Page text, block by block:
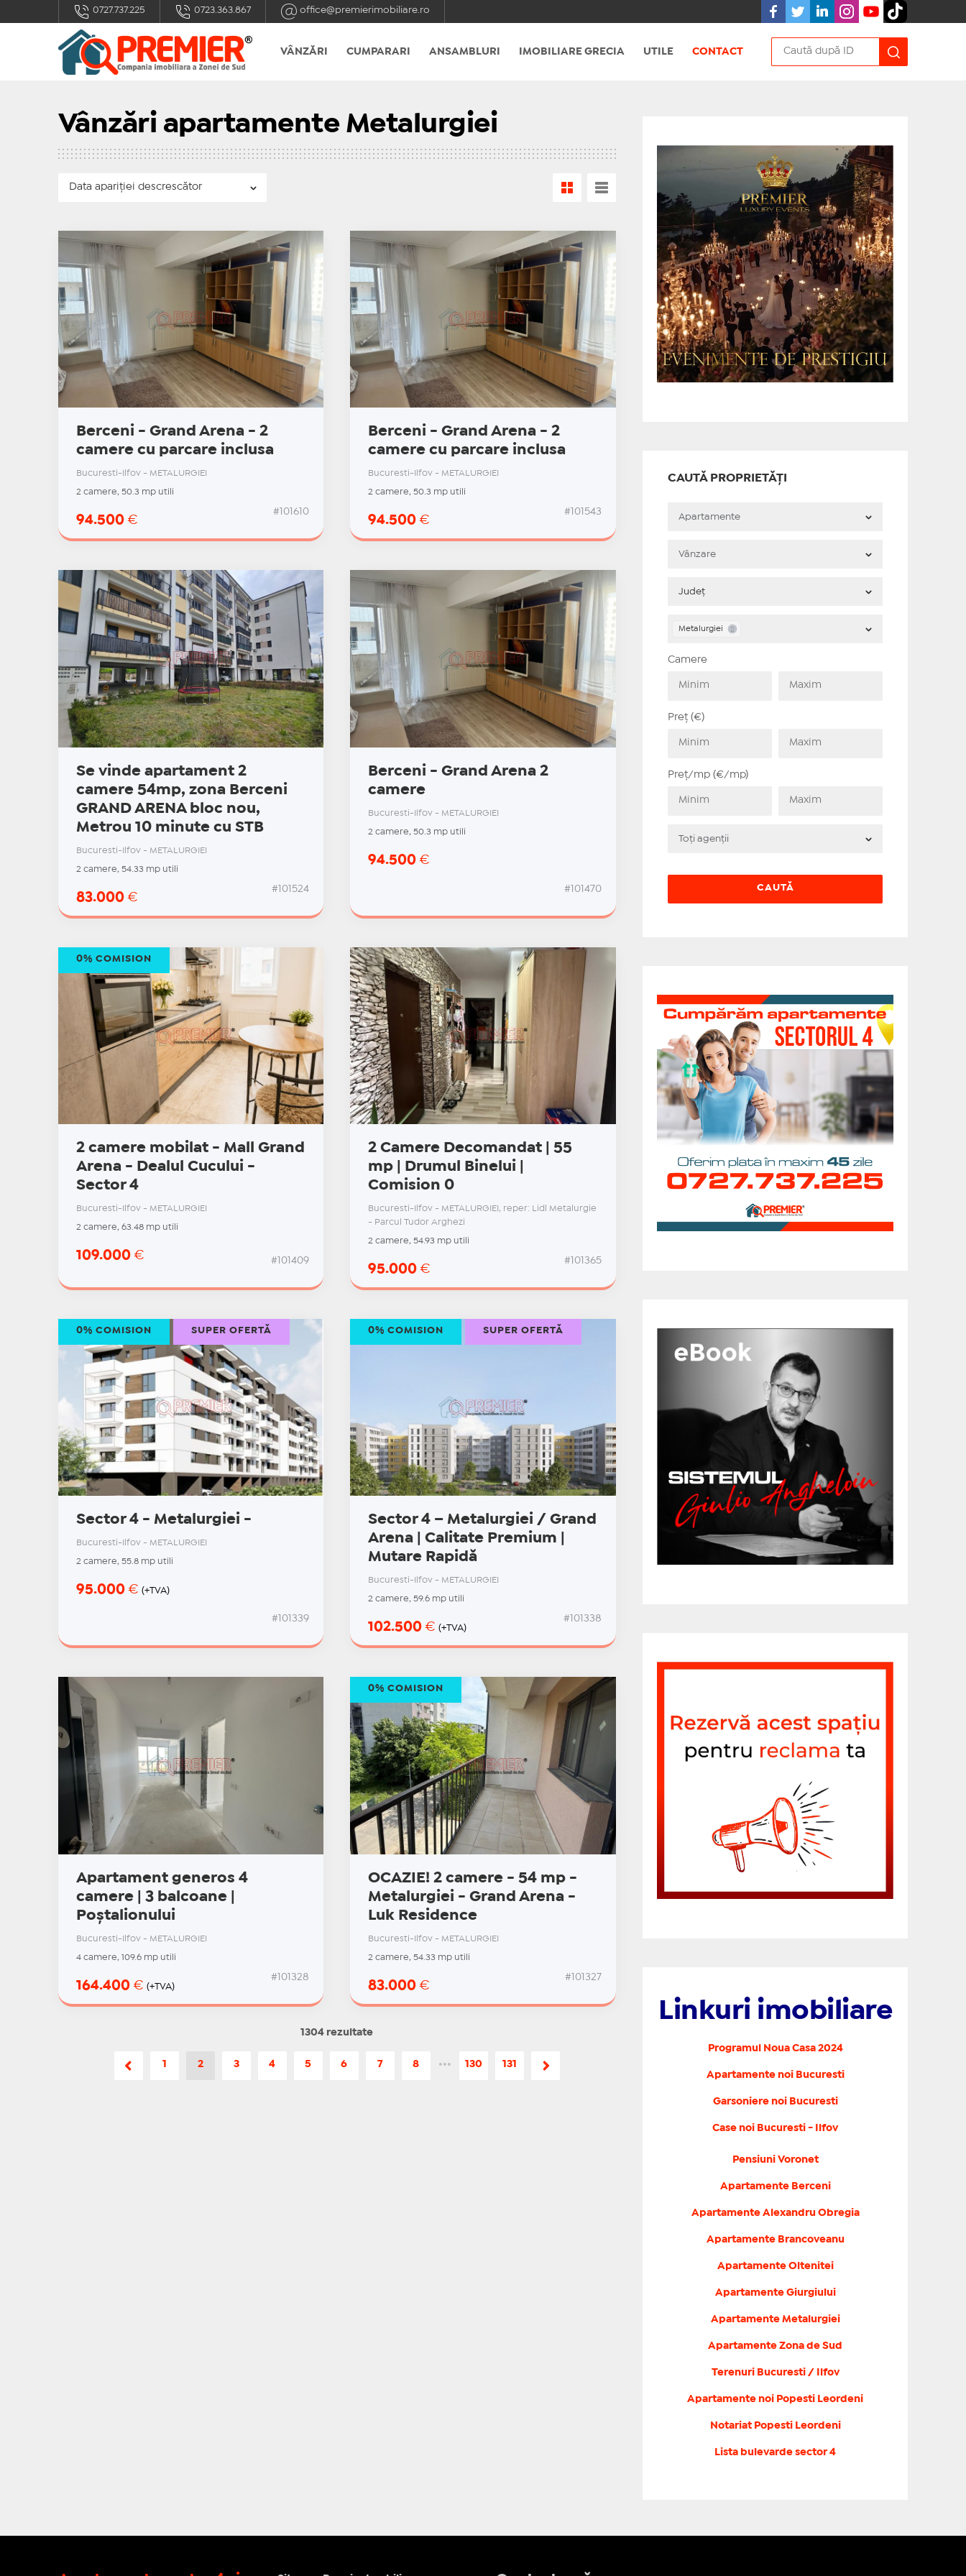
0727.737.225 0723.363.867 office@premierimobiliare.ro
VÂNZĂRI CUMPARARI ANSAMBLURI IMOBILIARE GRECIA UTILE CONTACT
Vânzări apartamente Metalurgiei
Berceni - Grand Arena - 2
camere cu parcare inclusa
Bucuresti-Ilfov - METALURGIEI
2 camere, 50.3 mp utili
94.500 €
#101610
Berceni - Grand Arena - 2
camere cu parcare inclusa
Bucuresti-Ilfov - METALURGIEI
2 camere, 50.3 mp utili
94.500€
#101543
Se vinde apartament 2
camere 54mp, zona Berceni
GRAND ARENA bloc nou,
Metrou 10 minute cu STB
Bucuresti-Ilfov - METALURGIEI
2 camere, 54.33 mp utili
83.000 €
#101524
Berceni - Grand Arena 2
camere
Bucuresti-Ilfov - METALURGIEI
2 camere, 50.3 mp utili
94.500€
#101470
2 camere mobilat - Mall Grand
Arena - Dealul Cucului -
Sector 4
Bucuresti-Ilfov - METALURGIEI
2 camere, 63.48 mp utili
109.000 € #101409
0% COMISION
2 Camere Decomandat | 55
mp | Drumul Binelui |
Comision 0
Bucuresti-Ilfov - METALURGIEI, reper: Lidl Metalurgie
- Parcul Tudor Arghezi
2 camere, 54.93 mp utili
95.000€
#101365
Sector 4 - Metalurgiei -
Bucuresti-Ilfov - METALURGIEI
2 camere, 55.8 mp utili
95.000 € (+TVA)
#101339
0% COMISION SUPER OFERTĂ
Sector 4 – Metalurgiei / Grand
Arena | Calitate Premium |
Mutare Rapidă
Bucuresti-Ilfov - METALURGIEI
2 camere, 59.6 mp utili
102.500€ (+TVA)
#101338
0% COMISION SUPER OFERTĂ
Apartament generos 4
camere | 3 balcoane |
Poștalionului
Bucuresti-Ilfov - METALURGIEI
4 camere, 109.6 mp utili
164.400 € (+TVA)
#101328
OCAZIE! 2 camere - 54 mp -
Metalurgiei - Grand Arena -
Luk Residence
Bucuresti-Ilfov - METALURGIEI
2 camere, 54.33 mp utili
83.000€
#101327
0% COMISION
1304 rezultate
1 2 3 4 5 6 7 8 ••• 130 131
CAUTĂ PROPRIETĂȚI
Metalurgiei
Camere
Preț (€)
Preț/mp (€/mp)
Linkuri imobiliare
Programul Noua Casa 2024
Apartamente noi Bucuresti
Garsoniere noi Bucuresti
Case noi Bucuresti - Ilfov
Pensiuni Voronet
Apartamente Berceni
Apartamente Alexandru Obregia
Apartamente Brancoveanu
Apartamente Oltenitei
Apartamente Giurgiului
Apartamente Metalurgiei
Apartamente Zona de Sud
Terenuri Bucuresti / Ilfov
Apartamente noi Popesti Leordeni
Notariat Popesti Leordeni
Lista bulevarde sector 4